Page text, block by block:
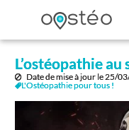
L’ostéopathie
Date de mise à jour le25/
L'Ostéopathie pour tous !